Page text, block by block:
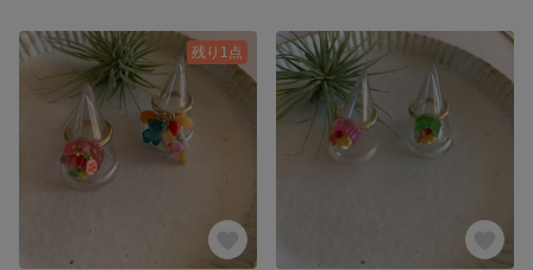
残り1点